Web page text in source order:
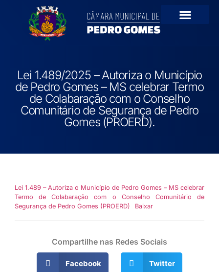
Lei 1.489/2025 – Autoriza o Município
de Pedro Gomes – MS celebrar Termo
de Colabaração com o Conselho
Comunitário de Segurança de Pedro
Gomes (PROERD).
Lei 1.489 – Autoriza o Município de Pedro Gomes – MS celebrar
Termo de Colabaração com o Conselho Comunitário de
Segurança de Pedro Gomes (PROERD)
Baixar
Compartilhe nas Redes Sociais
Facebook Twitter